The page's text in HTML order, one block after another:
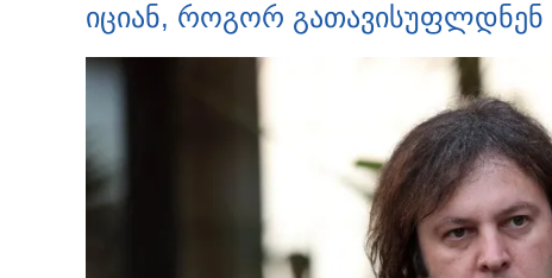
იციან, როგორ გათავისუფლდნენ